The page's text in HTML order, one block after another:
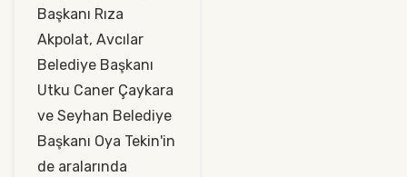
Başkanı Rıza
Akpolat, Avcılar
Belediye Başkanı
Utku Caner Çaykara
ve Seyhan Belediye
Başkanı Oya Tekin'in
de aralarında